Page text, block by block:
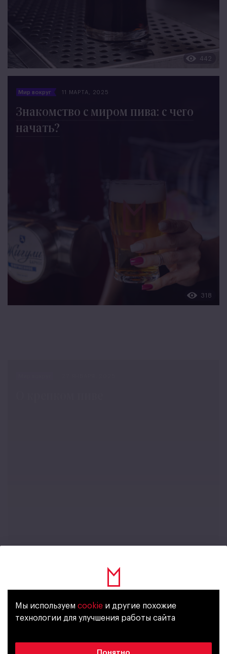
442
Мир вокруг 11 МАРТА, 2025
Знакомство с миром пива: с чего
начать?
318
18 ДЕКАБРЯ, 2024
Откуда в пиве сладость?
Уже исполнилось 18 лет?
Мы используем cookie и другие похожие
технологии для улучшения работы сайта